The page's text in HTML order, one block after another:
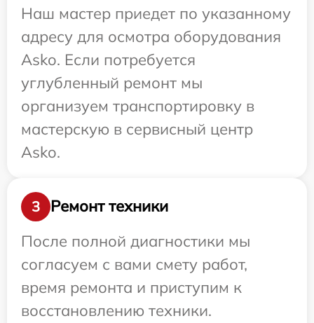
Наш мастер приедет по указанному
адресу для осмотра оборудования
Asko. Если потребуется
углубленный ремонт мы
организуем транспортировку в
мастерскую в сервисный центр
Asko.
3
Ремонт техники
После полной диагностики мы
согласуем с вами смету работ,
время ремонта и приступим к
восстановлению техники.